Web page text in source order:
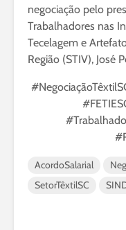
negociação pelo
Trabalhadores nas
Tecelagem e
Região (STIV), José
AcordoSalarial
SetorTêxtilSC